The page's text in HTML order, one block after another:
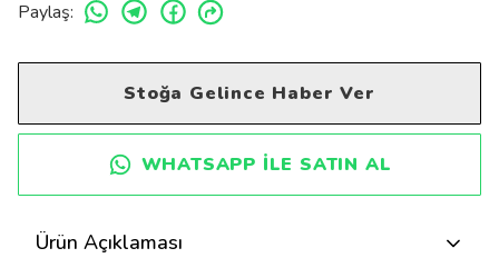
Paylaş:
Stoğa Gelince Haber Ver
WHATSAPP ILE SATIN AL
Ürün Açıklaması